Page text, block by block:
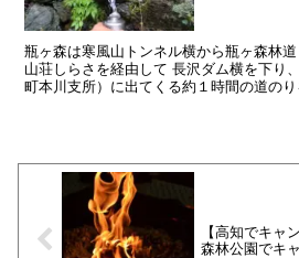
瓶ヶ森は寒風山トンネル横から瓶ヶ森林道
山荘しらさを経由して 長沢ダム横を下り
町本川支所）に出てくる約１時間の道のり
【高知でキャ
森林公園でキ